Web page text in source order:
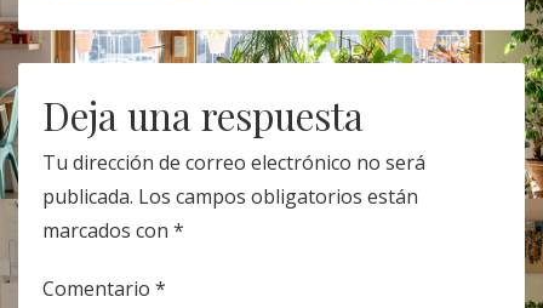
Post
navigation
Deja una respuesta
Tu dirección de correo electrónico no será
publicada. Los campos obligatorios están
marcados con *
Comentario *